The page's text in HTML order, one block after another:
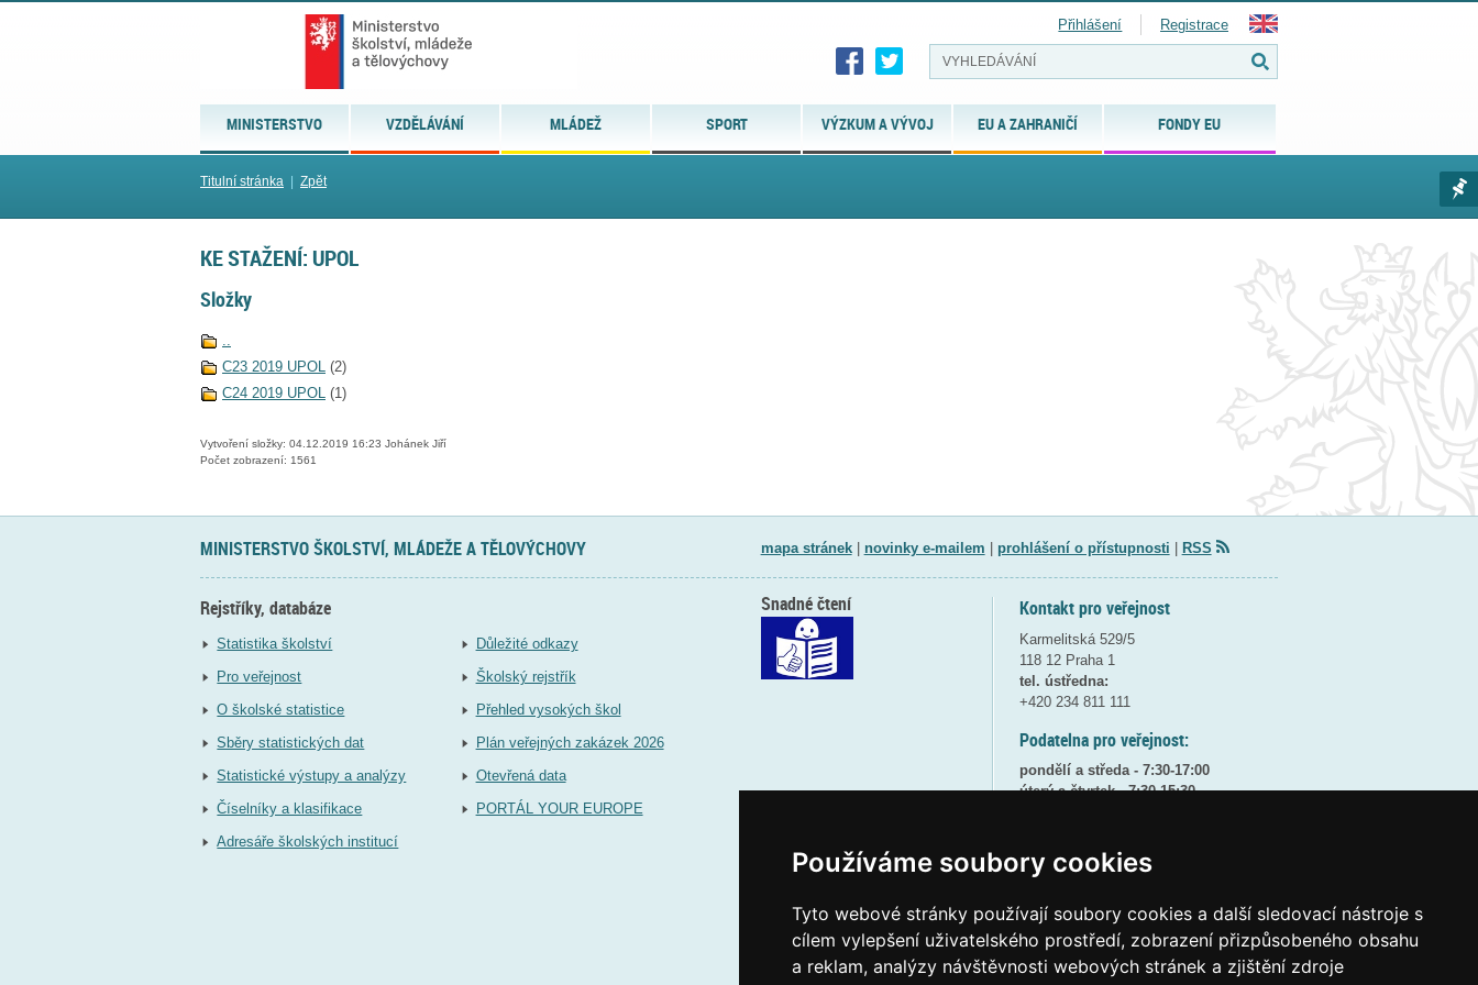
Používáme soubory cookies
Tyto webové stránky používají soubory cookies a další sledovací nástroje s
cílem vylepšení uživatelského prostředí, zobrazení přizpůsobeného obsahu
a reklam, analýzy návštěvnosti webových stránek a zjištění zdroje
MINISTERSTVO VZDĚLÁVÁNÍ MLÁDEŽ SPORT VÝZKUM A VÝVOJ EU A ZAHRANIČÍ FONDY EU
Přihlášení Registrace
Titulní stránka Zpět
KE STAŽENÍ: UPOL
Složky
..
C23 2019 UPOL (2)
C24 2019 UPOL (1)
Vytvoření složky: 04.12.2019 16:23 Johánek Jiří
Počet zobrazení: 1561
MINISTERSTVO ŠKOLSTVÍ, MLÁDEŽE A TĚLOVÝCHOVY mapa stránek| novinky e-mailem prohlášení o přístupnosti RSS
Rejstříky, databáze
Statistika školství
Pro veřejnost
O školské statistice
Sběry statistických dat
Statistické výstupy a analýzy
Číselníky a klasifikace
Adresáře školských institucí
Důležité odkazy
Školský rejstřík
Přehled vysokých škol
Plán veřejných zakázek 2026
Otevřená data
PORTÁL YOUR EUROPE
Kontakt pro veřejnost
Karmelitská 529/5
118 12 Praha 1
tel. ústředna:
+420 234 811 111
Podatelna pro veřejnost:
pondělí a středa - 7:30-17:00
úterý a čtvrtek - 7:30-15:30
8:30 - 9:30 - bezpečnostní přestávka
(více informacíZDE)
Elektronická podatelna:
posta@msmtgov cz
ID datové schránky:vidaawt
Snadné čtení